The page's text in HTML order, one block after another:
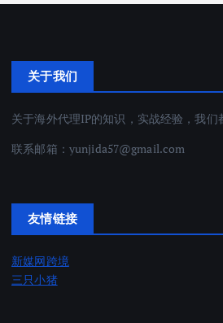
关于我们
关于海外代理IP的知识，实战经验，我们
联系邮箱： yunjida57@gmail.com
友情链接
新媒网跨境
三只小猪